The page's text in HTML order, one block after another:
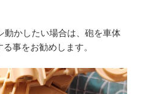
動かしたい場合は、砲を車体
事をお勧めします。